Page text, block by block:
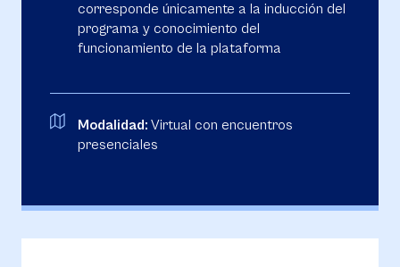
corresponde únicamente a la inducción del
programa y conocimiento del
funcionamiento de la plataforma
Modalidad: Virtual con encuentros
presenciales